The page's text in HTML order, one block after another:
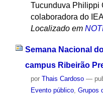
Tucunduva Philippi
colaboradora do
Localizado em
Semana Nacional
campus Ribeirão
por Thais Cardoso —
Evento público, Grupos